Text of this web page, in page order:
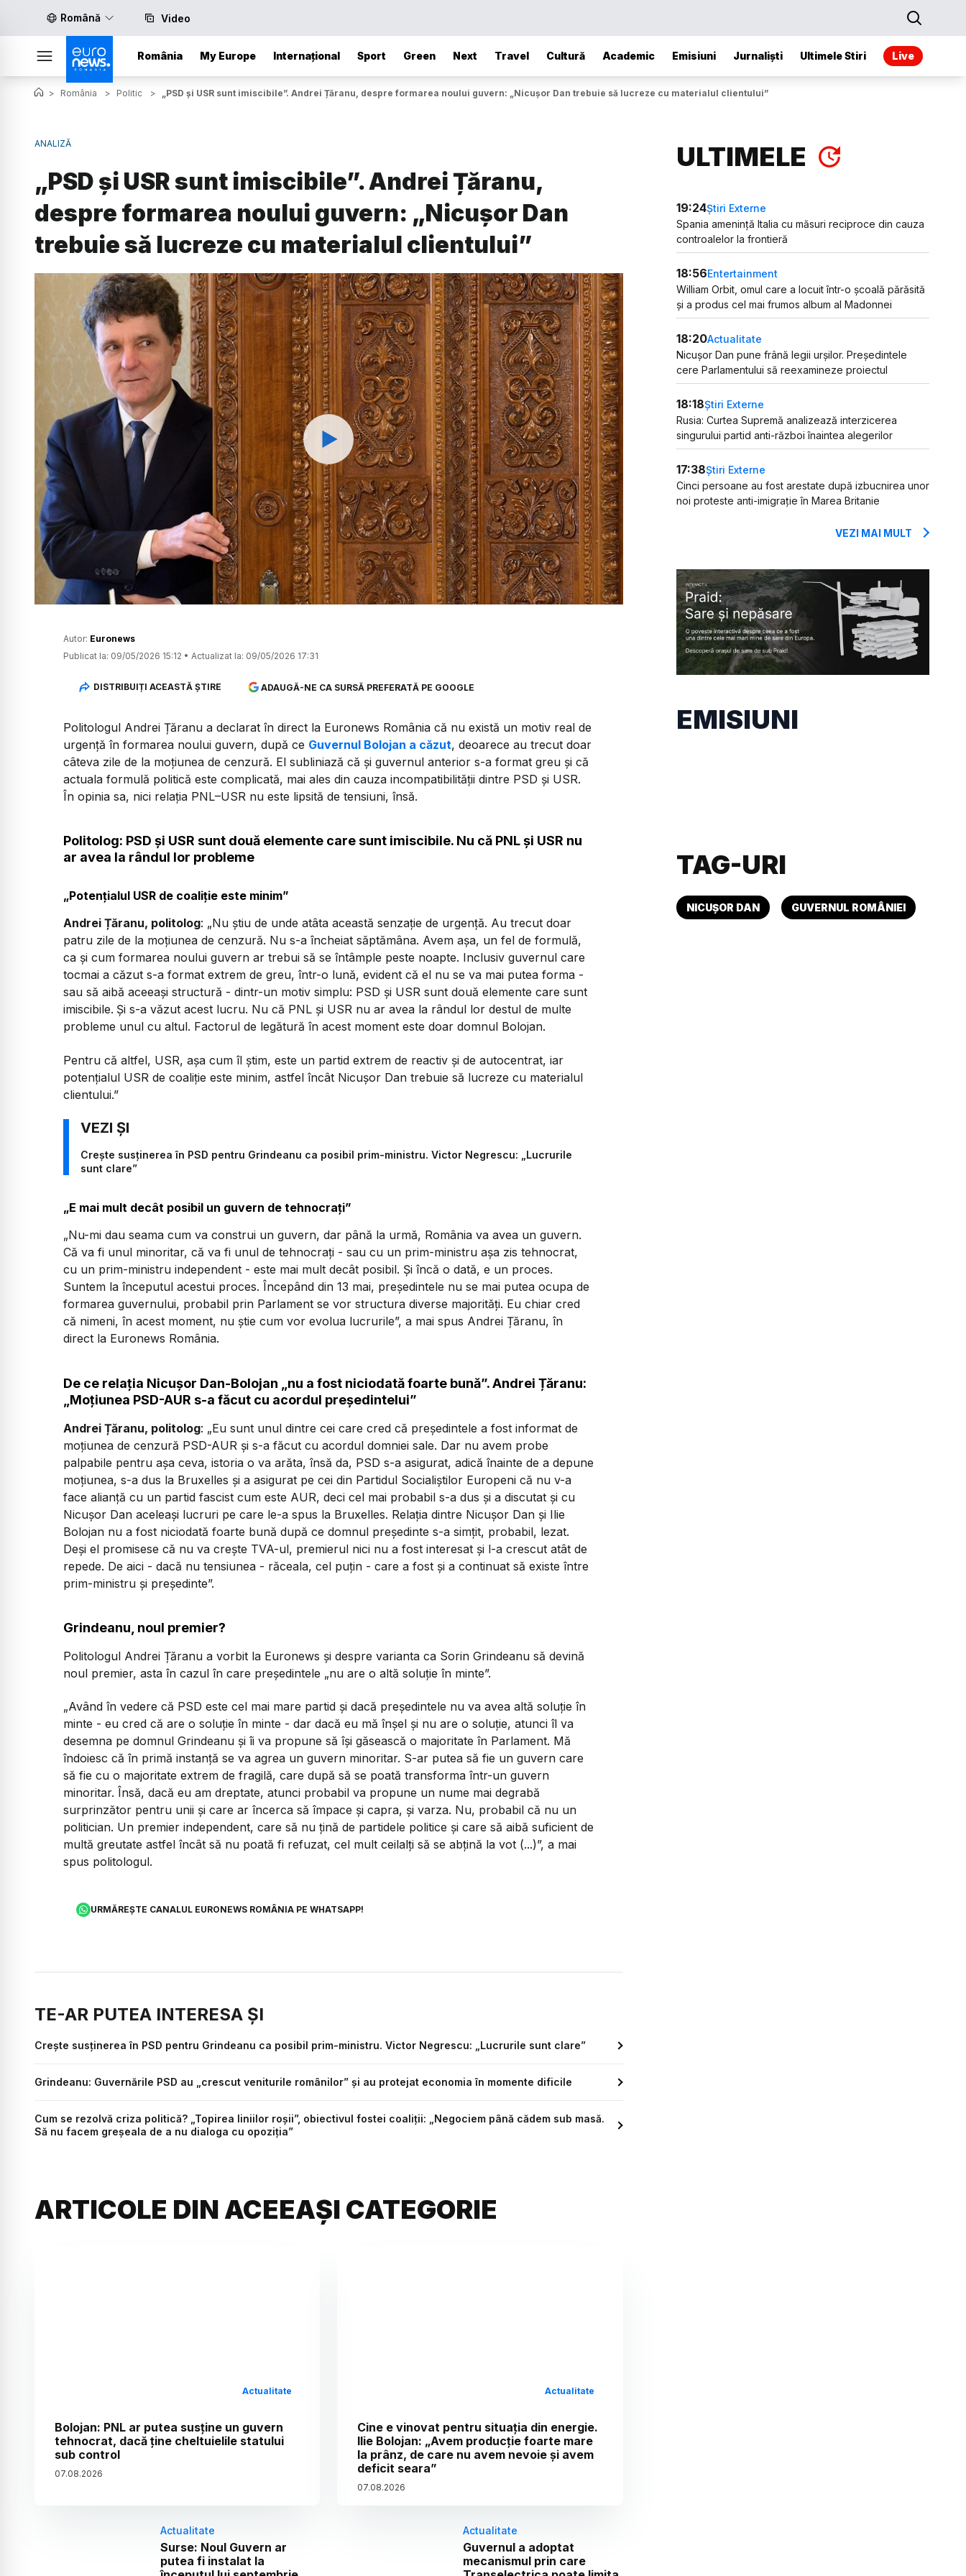
Română Video
România My Europe Internațional Sport Green Next Travel Cultură Academic Emisiuni Jurnaliști Ultimele Stiri Live
> România > Politic > „PSD și USR sunt imiscibile”. Andrei Țăranu, despre formarea noului guvern: „Nicușor Dan trebuie să lucreze cu materialul clientului”
ANALIZĂ
„PSD și USR sunt imiscibile”. Andrei Țăranu,
despre formarea noului guvern: „Nicușor Dan
trebuie să lucreze cu materialul clientului”
Watch
Autor: Euronews
Publicat la: 09/05/2026 15:12 • Actualizat la: 09/05/2026 17:31
DISTRIBUIȚI ACEASTĂ ȘTIRE ADAUGĂ-NE CA SURSĂ PREFERATĂ PE GOOGLE
Politologul Andrei Țăranu a declarat în direct la Euronews România că nu există un motiv real de
urgență în formarea noului guvern, după ce Guvernul Bolojan a căzut, deoarece au trecut doar
câteva zile de la moțiunea de cenzură. El subliniază că și guvernul anterior s-a format greu și că
actuala formulă politică este complicată, mai ales din cauza incompatibilității dintre PSD și USR.
În opinia sa, nici relația PNL–USR nu este lipsită de tensiuni, însă.
Politolog: PSD și USR sunt două elemente care sunt imiscibile. Nu că PNL și USR nu
ar avea la rândul lor probleme
„Potențialul USR de coaliție este minim”
Andrei Țăranu, politolog: „Nu știu de unde atâta această senzație de urgență. Au trecut doar
patru zile de la moțiunea de cenzură. Nu s-a încheiat săptămâna. Avem așa, un fel de formulă,
ca și cum formarea noului guvern ar trebui să se întâmple peste noapte. Inclusiv guvernul care
tocmai a căzut s-a format extrem de greu, într-o lună, evident că el nu se va mai putea forma -
sau să aibă aceeași structură - dintr-un motiv simplu: PSD și USR sunt două elemente care sunt
imiscibile. Și s-a văzut acest lucru. Nu că PNL și USR nu ar avea la rândul lor destul de multe
probleme unul cu altul. Factorul de legătură în acest moment este doar domnul Bolojan.
Pentru că altfel, USR, așa cum îl știm, este un partid extrem de reactiv și de autocentrat, iar
potențialul USR de coaliție este minim, astfel încât Nicușor Dan trebuie să lucreze cu materialul
clientului.”
Crește susținerea în PSD pentru Grindeanu ca posibil prim-ministru. Victor Negrescu: „Lucrurile
sunt clare”
„E mai mult decât posibil un guvern de tehnocrați”
„Nu-mi dau seama cum va construi un guvern, dar până la urmă, România va avea un guvern.
Că va fi unul minoritar, că va fi unul de tehnocrați - sau cu un prim-ministru așa zis tehnocrat,
cu un prim-ministru independent - este mai mult decât posibil. Și încă o dată, e un proces.
Suntem la începutul acestui proces. Începând din 13 mai, președintele nu se mai putea ocupa de
formarea guvernului, probabil prin Parlament se vor structura diverse majorități. Eu chiar cred
că nimeni, în acest moment, nu știe cum vor evolua lucrurile”, a mai spus Andrei Țăranu, în
direct la Euronews România.
De ce relația Nicușor Dan-Bolojan „nu a fost niciodată foarte bună”. Andrei Țăranu:
„Moțiunea PSD-AUR s-a făcut cu acordul președintelui”
Andrei Țăranu, politolog: „Eu sunt unul dintre cei care cred că președintele a fost informat de
moțiunea de cenzură PSD-AUR și s-a făcut cu acordul domniei sale. Dar nu avem probe
palpabile pentru așa ceva, istoria o va arăta, însă da, PSD s-a asigurat, adică înainte de a depune
moțiunea, s-a dus la Bruxelles și a asigurat pe cei din Partidul Socialiștilor Europeni că nu v-a
face alianță cu un partid fascist cum este AUR, deci cel mai probabil s-a dus și a discutat și cu
Nicușor Dan aceleași lucruri pe care le-a spus la Bruxelles. Relația dintre Nicușor Dan și Ilie
Bolojan nu a fost niciodată foarte bună după ce domnul președinte s-a simțit, probabil, lezat.
Deși el promisese că nu va crește TVA-ul, premierul nici nu a fost interesat și l-a crescut atât de
repede. De aici - dacă nu tensiunea - răceala, cel puțin - care a fost și a continuat să existe între
prim-ministru și președinte”.
Grindeanu, noul premier?
Politologul Andrei Țăranu a vorbit la Euronews și despre varianta ca Sorin Grindeanu să devină
noul premier, asta în cazul în care președintele „nu are o altă soluție în minte”.
„Având în vedere că PSD este cel mai mare partid și dacă președintele nu va avea altă soluție în
minte - eu cred că are o soluție în minte - dar dacă eu mă înșel și nu are o soluție, atunci îl va
desemna pe domnul Grindeanu și îi va propune să își găsească o majoritate în Parlament. Mă
îndoiesc că în primă instanță se va agrea un guvern minoritar. S-ar putea să fie un guvern care
să fie cu o majoritate extrem de fragilă, care după să se poată transforma într-un guvern
minoritar. Însă, dacă eu am dreptate, atunci probabil va propune un nume mai degrabă
surprinzător pentru unii și care ar încerca să împace și capra, și varza. Nu, probabil că nu un
politician. Un premier independent, care să nu țină de partidele politice și care să aibă suficient de
multă greutate astfel încât să nu poată fi refuzat, cel mult ceilalți să se abțină la vot (...)”, a mai
spus politologul.
URMĂREȘTE CANALUL EURONEWS ROMÂNIA PE WHATSAPP!
TE-AR PUTEA INTERESA ȘI
Crește susținerea în PSD pentru Grindeanu ca posibil prim-ministru. Victor Negrescu: „Lucrurile sunt clare”
Grindeanu: Guvernările PSD au „crescut veniturile românilor” și au protejat economia în momente dificile
Cum se rezolvă criza politică? „Topirea liniilor roșii”, obiectivul fostei coaliții: „Negociem până cădem sub masă.
Să nu facem greșeala de a nu dialoga cu opoziția”
ARTICOLE DIN ACEEAȘI CATEGORIE
Actualitate
Bolojan: PNL ar putea susține un guvern
tehnocrat, dacă ține cheltuielile statului
sub control
07.08.2026
Actualitate
Cine e vinovat pentru situația din energie.
Ilie Bolojan: „Avem producție foarte mare
la prânz, de care nu avem nevoie și avem
deficit seara”
07.08.2026
Actualitate
Surse: Noul Guvern ar
putea fi instalat la
Actualitate
Guvernul a adoptat
mecanismul prin care
ULTIMELE
19:24Știri Externe
Spania amenință Italia cu măsuri reciproce din cauza
controalelor la frontieră
18:56Entertainment
William Orbit, omul care a locuit într-o școală părăsită
și a produs cel mai frumos album al Madonnei
18:20Actualitate
Nicușor Dan pune frână legii urșilor. Președintele
cere Parlamentului să reexamineze proiectul
18:18Știri Externe
Rusia: Curtea Supremă analizează interzicerea
singurului partid anti-război înaintea alegerilor
17:38Știri Externe
Cinci persoane au fost arestate după izbucnirea unor
noi proteste anti-imigrație în Marea Britanie
VEZI MAI MULT
EMISIUNI
TAG-URI
NICUȘOR DAN GUVERNUL ROMÂNIEI